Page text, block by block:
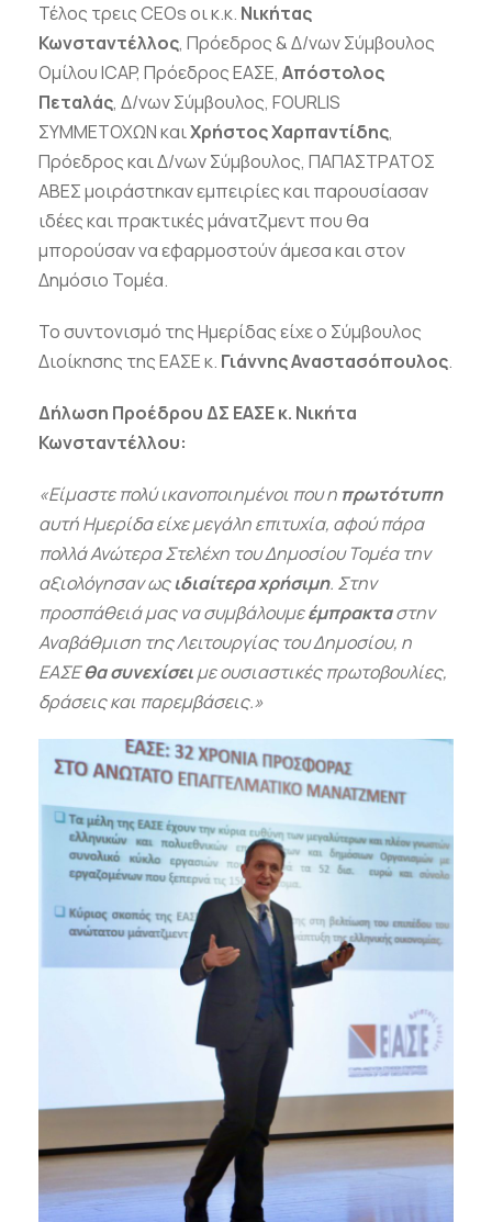
Τέλος τρεις CEOs οι κ.κ. Νικήτας
Κωνσταντέλλος, Πρόεδρος & Δ/νων Σύμβουλος
Ομίλου ICAP, Πρόεδρος ΕΑΣΕ, Απόστολος
Πεταλάς, Δ/νων Σύμβουλος, FOURLIS
ΣΥΜΜΕΤΟΧΩΝ καιΧρήστος Χαρπαντίδης,
Πρόεδρος και Δ/νων Σύμβουλος, ΠΑΠΑΣΤΡΑΤΟΣ
ΑΒΕΣ μοιράστηκαν εμπειρίες και παρουσίασαν
ιδέες και πρακτικές μάνατζμεντ που θα
μπορούσαν να εφαρμοστούν άμεσα και στον
Δημόσιο Τομέα.
Το συντονισμό της Ημερίδας είχε ο Σύμβουλος
Διοίκησης της ΕΑΣΕ κ. Γιάννης Αναστασόπουλος.
Δήλωση Προέδρου ΔΣ ΕΑΣΕ κ. Νικήτα
Κωνσταντέλλου:
«Είμαστε πολύ ικανοποιημένοι που η πρωτότυπη
αυτή Ημερίδα είχε μεγάλη επιτυχία, αφού πάρα
πολλά Ανώτερα Στελέχη του Δημοσίου Τομέα την
αξιολόγησαν ωςιδιαίτερα χρήσιμη. Στην
προσπάθειά μας να συμβάλουμεέμπρακταστην
Αναβάθμιση της Λειτουργίας του Δημοσίου, η
ΕΑΣΕθα συνεχίσειμε ουσιαστικές πρωτοβουλίες,
δράσεις και παρεμβάσεις.»